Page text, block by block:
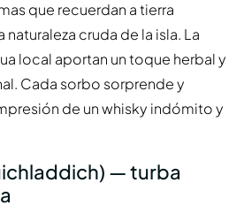
que recuerdan a tierra
naturaleza cruda de la isla. La
local aportan un toque herbal y
Cada sorbo sorprende y
de un whisky indómito y
— turba